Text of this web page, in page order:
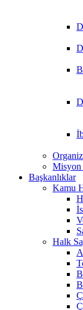
Başkanlıklar
Kamu
Halk